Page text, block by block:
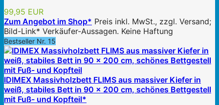
99,95 EUR
Zum Angebot im Shop* Preis inkl. MwSt., zzgl. Versand;
Bild-Link* Verkäufer-Aussagen. Keine Haftung
Bestseller Nr. 15
IDIMEX Massivholzbett FLIMS aus massiver Kiefer in
weiß, stabiles Bett in 90 x 200 cm, schönes Bettgestell
mit Fuß- und Kopfteil*